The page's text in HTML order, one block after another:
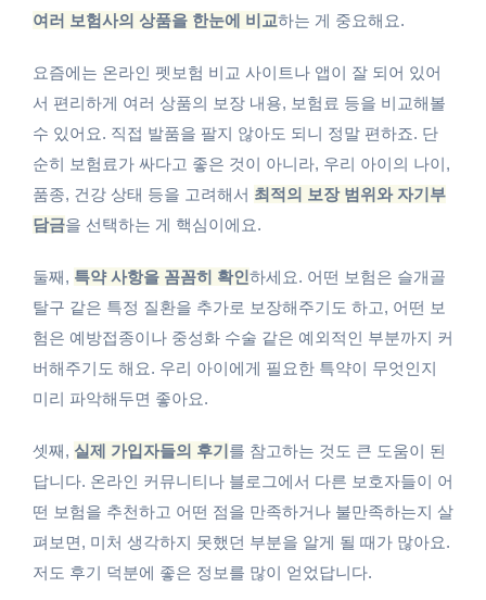
여러 보험사의 상품을 한눈에 비교하는 게 중요해요.
요즘에는 온라인 펫보험 비교 사이트나 앱이 잘 되어 있어
서 편리하게 여러 상품의 보장 내용, 보험료 등을 비교해볼
수 있어요. 직접 발품을 팔지 않아도 되니 정말 편하죠. 단
순히 보험료가 싸다고 좋은 것이 아니라, 우리 아이의 나이,
품종, 건강 상태 등을 고려해서 최적의 보장 범위와 자기부
담금을 선택하는 게 핵심이에요.
둘째, 특약 사항을 꼼꼼히 확인 하세요. 어떤 보험은 슬개골
탈구 같은 특정 질환을 추가로 보장해주기도 하고, 어떤 보
험은 예방접종이나 중성화 수술 같은 예외적인 부분까지 커
버해주기도 해요. 우리 아이에게 필요한 특약이 무엇인지
미리 파악해두면 좋아요.
셋째, 실제 가입자들의 후기 를 참고하는 것도 큰 도움이 된
답니다. 온라인 커뮤니티나 블로그에서 다른 보호자들이 어
떤 보험을 추천하고 어떤 점을 만족하거나 불만족하는지 살
펴보면, 미처 생각하지 못했던 부분을 알게 될 때가 많아요.
저도 후기 덕분에 좋은 정보를 많이 얻었답니다.